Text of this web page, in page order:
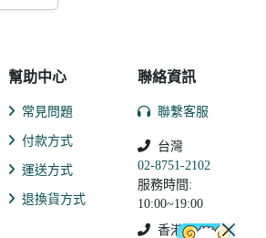
幫助中心
常見問題
付款方式
運送方式
退換貨方式
聯絡資訊
聯繫客服
台灣
02-8751-2102
服務時間:
10:00~19:00
香港